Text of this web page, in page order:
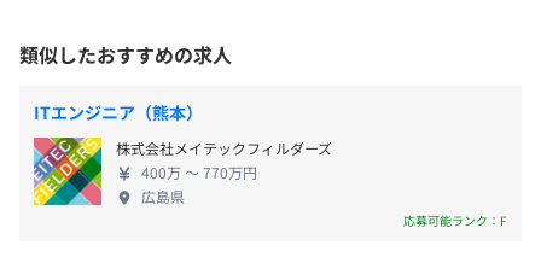
・従業員に対する受動喫煙対策：あり
大阪メトロ 堺筋線「堺筋本町」駅より徒歩 2分
大阪メトロ 御堂筋線「本町」駅より徒歩 5分
・年末年始
※ 次年度を限度として繰り越し。
・慶弔休暇
・特別休暇
・夏季休暇は有給休暇取得を奨励
インフォメーション株式会社は1974年に設立。物
流・自動車関連・社会インフラ・金融と幅広い分野
でシステム開発をおこない、業務効率化のお手伝い
をしている会社です。築き上げてきた企業との関係と
信頼を何よりも大切にし、受託ソフトウェア開発で
蓄積してきた経験を基に、最適なソリューションの
提案をおこなっていくビジネスにも力を注いでいま
類似したおすすめの求人
ITエンジニア（熊本）
株式会社メイテックフィルダーズ
400万 〜 770万円
広島県
応募可能ランク：F